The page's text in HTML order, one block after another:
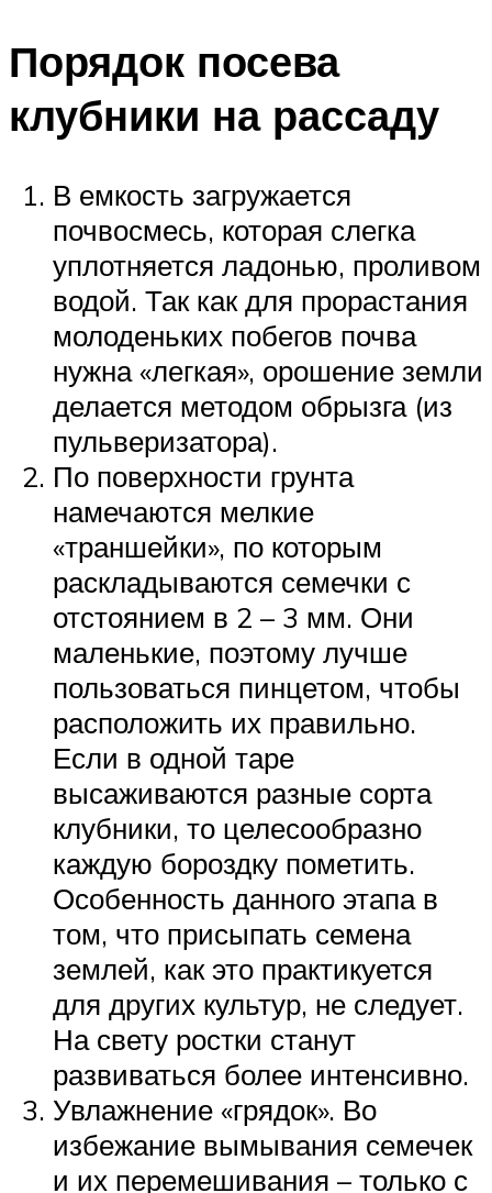
Порядок посева
клубники на рассаду
В емкость загружается
почвосмесь, которая слегка
уплотняется ладонью, проливом
водой. Так как для прорастания
молоденьких побегов почва
нужна «легкая», орошение земли
делается методом обрызга (из
пульверизатора).
По поверхности грунта
намечаются мелкие
«траншейки», по которым
раскладываются семечки с
отстоянием в 2 – 3 мм. Они
маленькие, поэтому лучше
пользоваться пинцетом, чтобы
расположить их правильно.
Если в одной таре
высаживаются разные сорта
клубники, то целесообразно
каждую бороздку пометить.
Особенность данного этапа в
том, что присыпать семена
землей, как это практикуется
для других культур, не следует.
На свету ростки станут
развиваться более интенсивно.
Увлажнение «грядок». Во
избежание вымывания семечек
и их перемешивания – только с